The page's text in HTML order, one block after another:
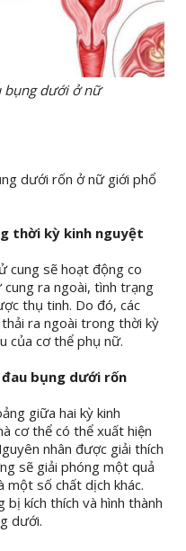
bụng dưới ở nữ
dưới rốn ở nữ giới phổ
thời kỳ kinh nguyệt
cung sẽ hoạt động co
ra ngoài, tình trạng
thụ tinh. Do đó, các
ra ngoài trong thời kỳ
của cơ thể phụ nữ.
bụng dưới rốn
giữa hai kỳ kinh
cơ thể có thể xuất hiện
nhân được giải thích
sẽ giải phóng một quả
số chất dịch khác.
bị kích thích và hình thành
dưới.